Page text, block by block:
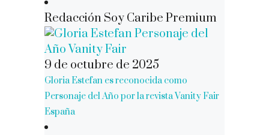
Redacción Soy Caribe Premium
9 de octubre de 2025
Gloria Estefan es reconocida como
Personaje del Año por la revista Vanity Fair
España